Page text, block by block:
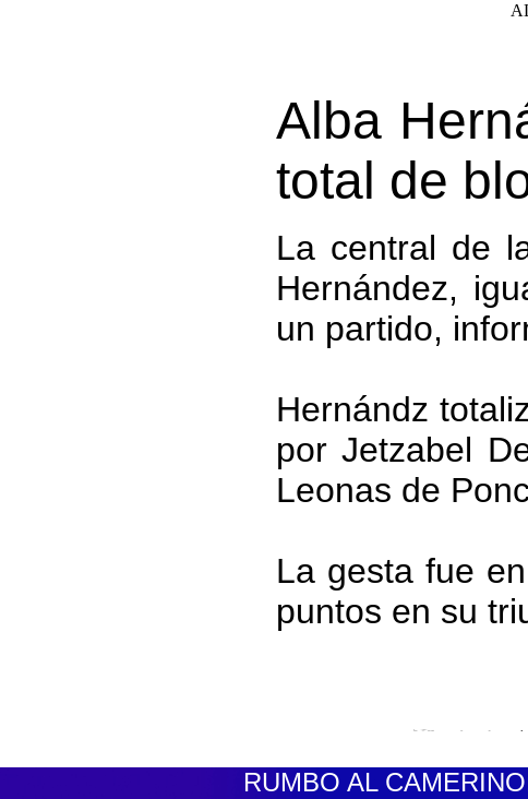
Alba
total de
La central de
Hernández,
un partido,
Hernándz
por Jetzabel
Leonas de
La gesta fue
puntos en su
RUMBO AL